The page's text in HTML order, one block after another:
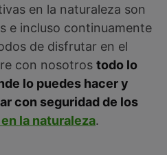
en la naturaleza son
e incluso continuamente
de disfrutar en el
con nosotros todo lo
lo puedes hacer y
con seguridad de los
la naturaleza.